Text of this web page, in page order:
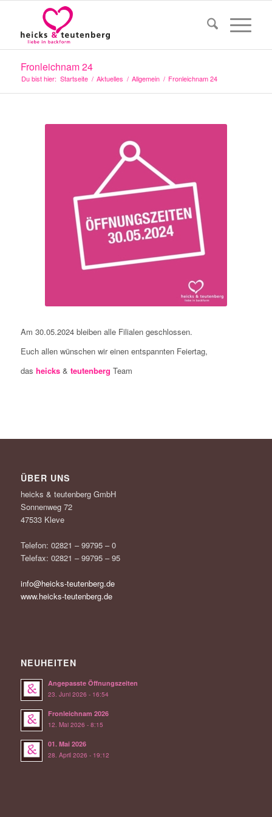
Fronleichnam 24
Du bist hier: Startseite / Aktuelles / Allgemein / Fronleichnam 24
Am 30.05.2024 bleiben alle Filialen geschlossen.
Euch allen wünschen wir einen entspannten Feiertag,
das heicks & teutenberg Team
ÜBER UNS
heicks & teutenberg GmbH
Sonnenweg 72
47533 Kleve
Telefon: 02821 – 99795 – 0
Telefax: 02821 – 99795 – 95
info@heicks-teutenberg.de
www.heicks-teutenberg.de
NEUHEITEN
Angepasste Öffnungszeiten
23. Juni 2026 - 16:54
Fronleichnam 2026
12. Mai 2026 - 8:15
01. Mai 2026
28. April 2026 - 19:12